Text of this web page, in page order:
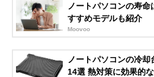
ノートパソコンの寿
すすめモデルも紹介
Moovoo
ノートパソコンの冷
14選 熱対策に効果的